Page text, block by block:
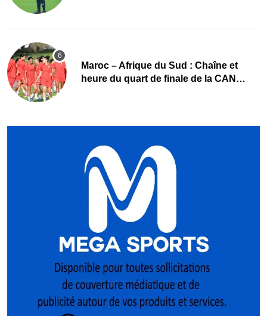
Maroc – Afrique du Sud : Chaîne et
heure du quart de finale de la CAN